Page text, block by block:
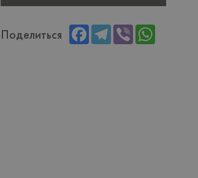
Поделиться FacebookTelegram
Viber